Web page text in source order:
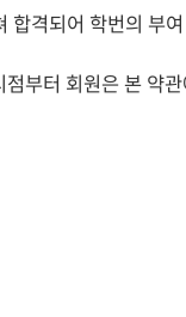
격되어 학번의 부여
부터 회원은 본 약관